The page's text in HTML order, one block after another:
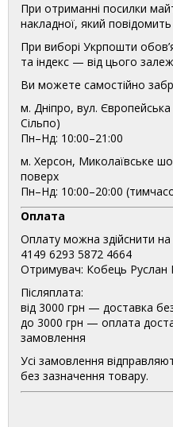
При отриманні посилки
накладної, який
При виборі Укрпошти
та індекс — від цього
Ви можете самостійно
м. Дніпро, вул.
Сільпо)
Пн–Нд: 10:00–21:00
м. Херсон, Миколаївське
поверх
Пн–Нд: 10:00–20:00
Оплата
Оплату можна здійснити
4149 6293 5872 4664
Отримувач: Кобець Руслан
Післяплата:
від 3000 грн — доставка
до 3000 грн — оплата
замовлення
Усі замовлення
без зазначення товару.